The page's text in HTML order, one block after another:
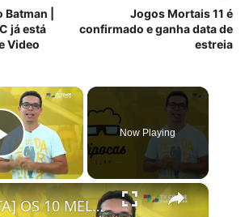
|
já está
Video
Jogos Mortais 11 é
confirmado e ganha data de
estreia
×
Play Video
Now Playing
×
[LISTA] OS 10 MELHORES FILMES ORIGINAIS NETFLIX | #PipocasIndica